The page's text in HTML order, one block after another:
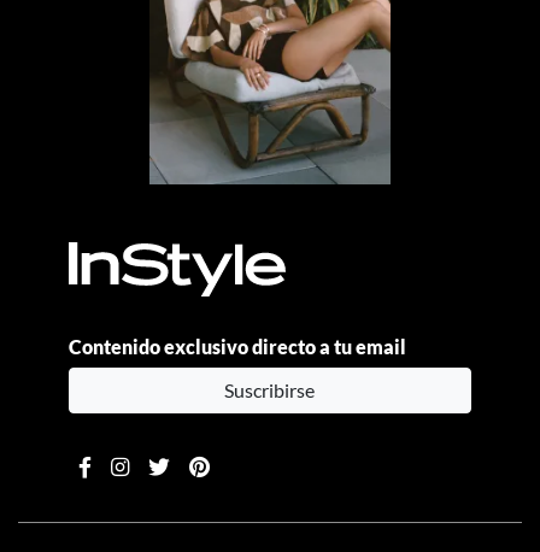
Contenido exclusivo directo a tu email
Suscribirse